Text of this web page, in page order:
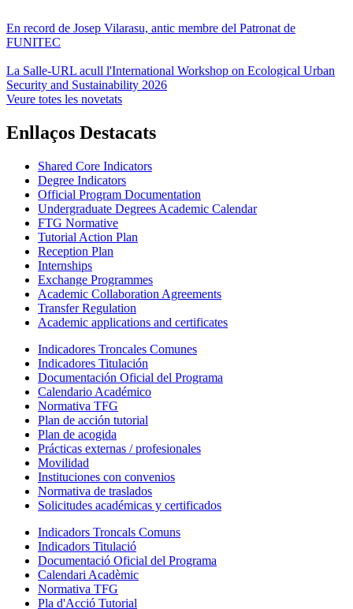
En record de Josep Vilarasu, antic membre del Patronat de
FUNITEC
La Salle-URL acull l'International Workshop on Ecological Urban
Security and Sustainability 2026
Veure totes les novetats
Enllaços Destacats
Shared Core Indicators
Degree Indicators
Official Program Documentation
Undergraduate Degrees Academic Calendar
FTG Normative
Tutorial Action Plan
Reception Plan
Internships
Exchange Programmes
Academic Collaboration Agreements
Transfer Regulation
Academic applications and certificates
Indicadores Troncales Comunes
Indicadores Titulación
Documentación Oficial del Programa
Calendario Académico
Normativa TFG
Plan de acción tutorial
Plan de acogida
Prácticas externas / profesionales
Movilidad
Instituciones con convenios
Normativa de traslados
Solicitudes académicas y certificados
Indicadors Troncals Comuns
Indicadors Titulació
Documentació Oficial del Programa
Calendari Acadèmic
Normativa TFG
Pla d'Acció Tutorial